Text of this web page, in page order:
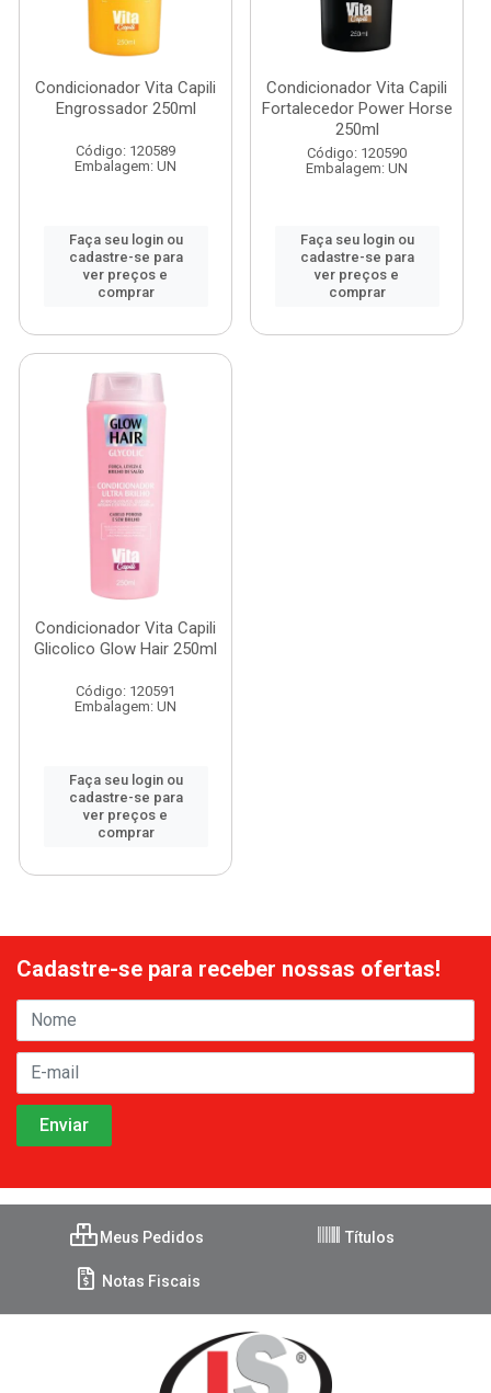
Condicionador Vita Capili
Engrossador 250ml
Código: 120589
Embalagem: UN
Faça seu login ou
cadastre-se para
ver preços e
comprar
Condicionador Vita Capili
Fortalecedor Power Horse
250ml
Código: 120590
Embalagem: UN
Faça seu login ou
cadastre-se para
ver preços e
comprar
Condicionador Vita Capili
Glicolico Glow Hair 250ml
Código: 120591
Embalagem: UN
Faça seu login ou
cadastre-se para
ver preços e
comprar
Cadastre-se para receber nossas ofertas!
Meus Pedidos Títulos
Notas Fiscais